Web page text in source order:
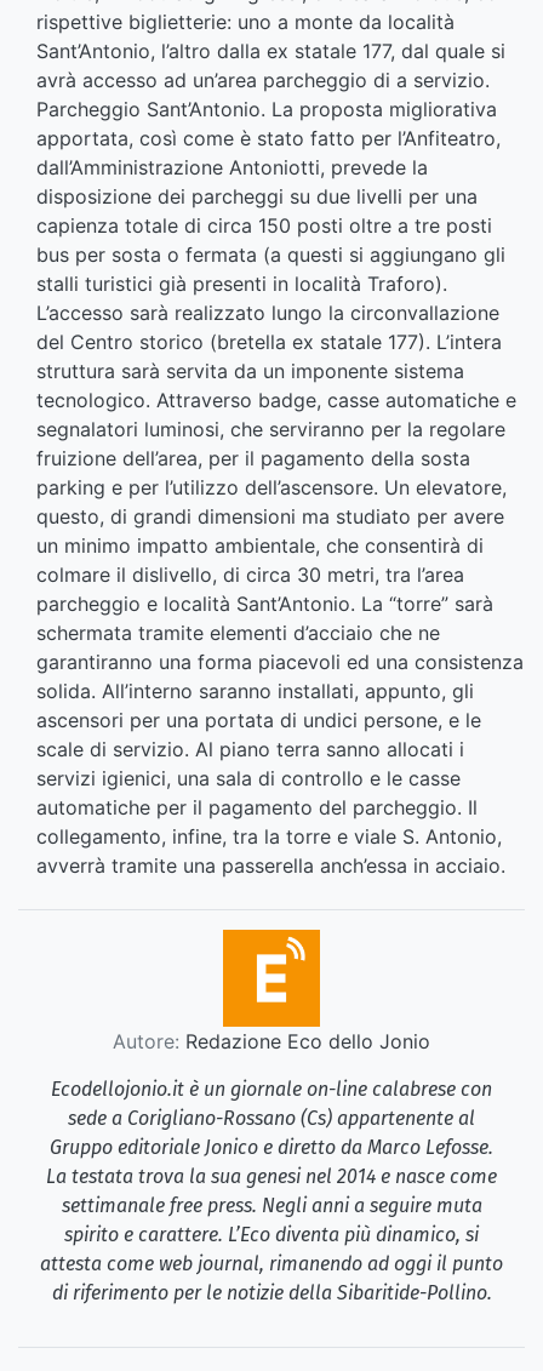
rispettive biglietterie: uno a monte da località
Sant’Antonio, l’altro dalla ex statale 177, dal quale si
avrà accesso ad un’area parcheggio di a servizio.
Parcheggio Sant’Antonio. La proposta migliorativa
apportata, così come è stato fatto per l’Anfiteatro,
dall’Amministrazione Antoniotti, prevede la
disposizione dei parcheggi su due livelli per una
capienza totale di circa 150 posti oltre a tre posti
bus per sosta o fermata (a questi si aggiungano gli
stalli turistici già presenti in località Traforo).
L’accesso sarà realizzato lungo la circonvallazione
del Centro storico (bretella ex statale 177). L’intera
struttura sarà servita da un imponente sistema
tecnologico. Attraverso badge, casse automatiche e
segnalatori luminosi, che serviranno per la regolare
fruizione dell’area, per il pagamento della sosta
parking e per l’utilizzo dell’ascensore. Un elevatore,
questo, di grandi dimensioni ma studiato per avere
un minimo impatto ambientale, che consentirà di
colmare il dislivello, di circa 30 metri, tra l’area
parcheggio e località Sant’Antonio. La “torre” sarà
schermata tramite elementi d’acciaio che ne
garantiranno una forma piacevoli ed una consistenza
solida. All’interno saranno installati, appunto, gli
ascensori per una portata di undici persone, e le
scale di servizio. Al piano terra sanno allocati i
servizi igienici, una sala di controllo e le casse
automatiche per il pagamento del parcheggio. Il
collegamento, infine, tra la torre e viale S. Antonio,
avverrà tramite una passerella anch’essa in acciaio.
Autore: Redazione Eco dello Jonio
Ecodellojonio.it è un giornale on-line calabrese con
sede a Corigliano-Rossano (Cs) appartenente al
Gruppo editoriale Jonico e diretto da Marco Lefosse.
La testata trova la sua genesi nel 2014 e nasce come
settimanale free press. Negli anni a seguire muta
spirito e carattere. L’Eco diventa più dinamico, si
attesta come web journal, rimanendo ad oggi il punto
di riferimento per le notizie della Sibaritide-Pollino.